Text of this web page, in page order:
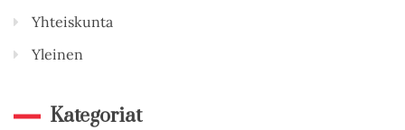
Yhteiskunta
Yleinen
Kategoriat